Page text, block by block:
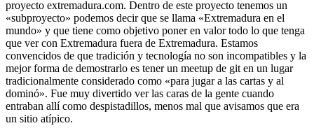
proyecto extremadura.com. Dentro de este proyecto tenemos un
«subproyecto» podemos decir que se llama «Extremadura en el
mundo» y que tiene como objetivo poner en valor todo lo que tenga
que ver con Extremadura fuera de Extremadura. Estamos
convencidos de que tradición y tecnología no son incompatibles y la
mejor forma de demostrarlo es tener un meetup de git en un lugar
tradicionalmente considerado como «para jugar a las cartas y al
dominó». Fue muy divertido ver las caras de la gente cuando
entraban allí como despistadillos, menos mal que avisamos que era
un sitio atípico.